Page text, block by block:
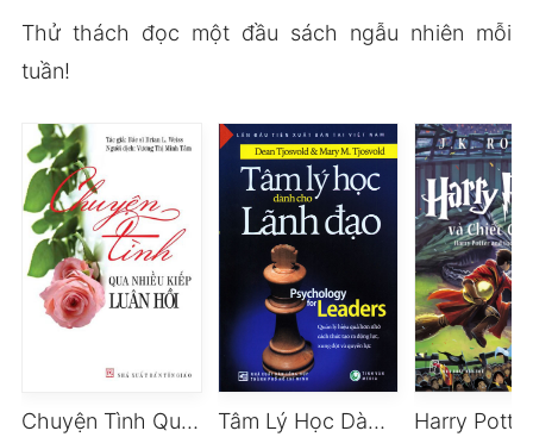
Thử thách đọc một đầu sách ngẫu nhiên mỗi
tuần!
Chuyện Tình Qua Nhiều Kiếp Luân Hồi Tâm Lý Học Dành Cho Lãnh Đạo